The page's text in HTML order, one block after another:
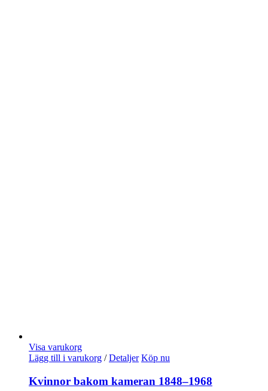
Visa varukorg
Lägg till i varukorg / Detaljer Köp nu
Kvinnor bakom kameran 1848–1968